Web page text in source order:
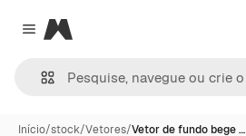
Close menu
Magnific
Início/stock/Vetores/Vetor de fundo bege …